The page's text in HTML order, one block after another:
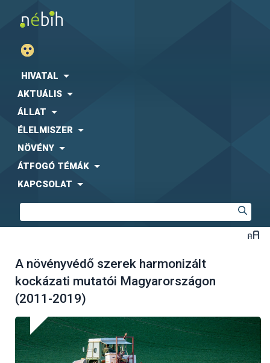
HIVATAL
AKTUÁLIS
ÁLLAT
ÉLELMISZER
NÖVÉNY
ÁTFOGÓ TÉMÁK
KAPCSOLAT
A növényvédő szerek harmonizált
kockázati mutatói Magyarországon
(2011-2019)